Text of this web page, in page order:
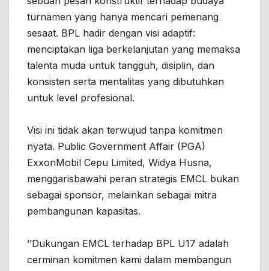
turnamen yang hanya mencari pemenang
sesaat. BPL hadir dengan visi adaptif:
menciptakan liga berkelanjutan yang memaksa
talenta muda untuk tangguh, disiplin, dan
konsisten serta mentalitas yang dibutuhkan
untuk level profesional.
Visi ini tidak akan terwujud tanpa komitmen
nyata. Public Government Affair (PGA)
ExxonMobil Cepu Limited, Widya Husna,
menggarisbawahi peran strategis EMCL bukan
sebagai sponsor, melainkan sebagai mitra
pembangunan kapasitas.
’’Dukungan EMCL terhadap BPL U17 adalah
cerminan komitmen kami dalam membangun